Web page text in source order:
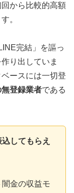
から比較的高額
。
完結」を謳っ
り出していま
ースには一切登
登録業者である
してもらえ
金の収益モ